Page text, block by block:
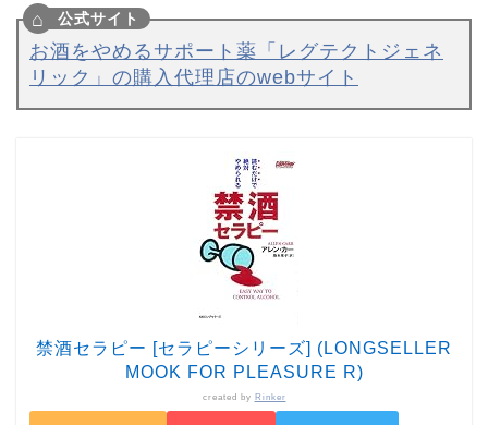
お酒をやめるサポート薬「レグテクトジェネ
リック」の購入代理店のwebサイト
禁酒セラピー [セラピーシリーズ] (LONGSELLER
MOOK FOR PLEASURE R)
created by Rinker